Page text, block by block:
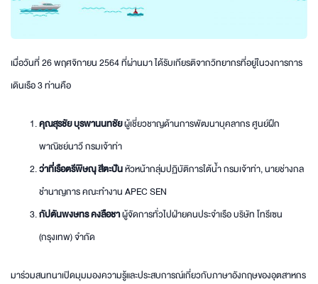
เมื่อวันที่ 26 พฤศจิกายน 2564 ที่ผ่านมา ได้รับเกียรติจากวิทยากรที่อยู่ในวงการการ
เดินเรือ 3 ท่านคือ
คุณสุรชัย บุรพานนทชัยผู้เชี่ยวชาญด้านการพัฒนาบุคลากร ศูนย์ฝึก
พาณิชย์นาวี กรมเจ้าท่า
ว่าที่เรือตรีพิษณุ สีตะปันหัวหน้ากลุ่มปฏิบัติการใต้น้ำ กรมเจ้าท่า, นายช่างกล
ชำนาญการ คณะทำงาน APEC SEN
กัปตันพงษทร คงลือชาผู้จัดการทั่วไปฝ่ายคนประจำเรือ บริษัท โทรีเซน
(กรุงเทพ) จำกัด
มาร่วมสนทนาเปิดมุมมองความรู้และประสบการณ์เกี่ยวกับภาษาอังกฤษของอุตสาหกร